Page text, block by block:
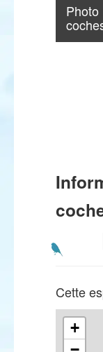
Photo
Cette
+